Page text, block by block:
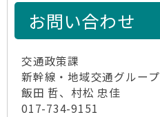
お問い合わせ
交通政策課
新幹線・地域交通グループ
飯田 哲、村松 忠佳
017-734-9151